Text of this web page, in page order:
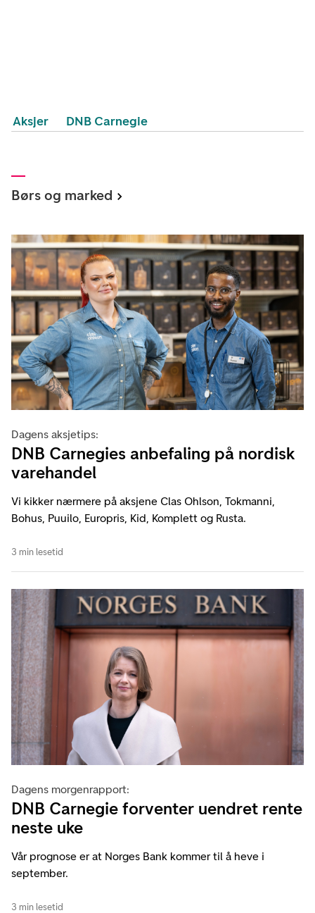
Aksjer DNB Carnegie
Børs og marked
Dagens aksjetips:
DNB Carnegies anbefaling på nordisk
varehandel
Vi kikker nærmere på aksjene Clas Ohlson, Tokmanni,
Bohus, Puuilo, Europris, Kid, Komplett og Rusta.
3 min lesetid
Dagens morgenrapport:
DNB Carnegie forventer uendret rente
neste uke
Vår prognose er at Norges Bank kommer til å heve i
september.
3 min lesetid